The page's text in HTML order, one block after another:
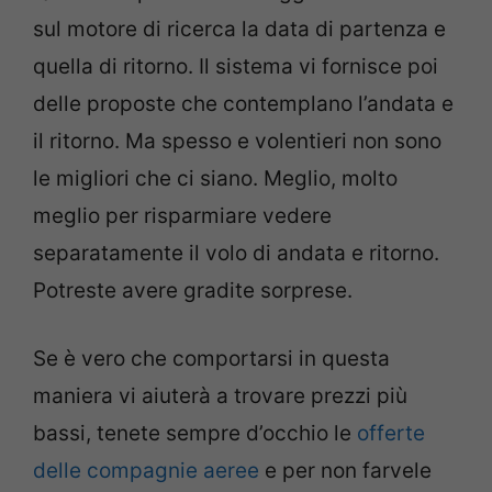
sul motore di ricerca la data di partenza e
quella di ritorno. Il sistema vi fornisce poi
delle proposte che contemplano l’andata e
il ritorno. Ma spesso e volentieri non sono
le migliori che ci siano. Meglio, molto
meglio per risparmiare vedere
separatamente il volo di andata e ritorno.
Potreste avere gradite sorprese.
Se è vero che comportarsi in questa
maniera vi aiuterà a trovare prezzi più
bassi, tenete sempre d’occhio le offerte
delle compagnie aeree e per non farvele